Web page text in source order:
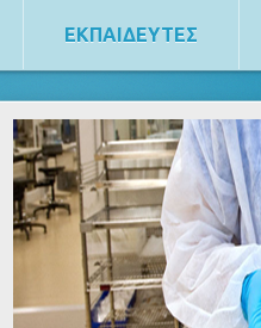
ΕΚΠΑΙΔΕΥΤΕΣ